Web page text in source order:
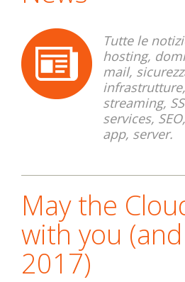
Tutte le
hosting,
mail,
streaming,
services,
app, server.
May the
with you
2017)